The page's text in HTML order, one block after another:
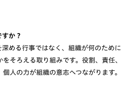
か？
める行事ではなく、組織が何のために
そろえる取り組みです。役割、責任、